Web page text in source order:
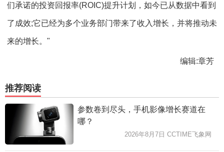
们承诺的投资回报率(ROIC)提升计划，如今已从数据中看到
了成效;它已经为多个业务部门带来了收入增长，并将推动未
来的增长。"
编辑:章芳
推荐阅读
参数卷到尽头，手机影像增长赛道在
哪？
2026年8月7日 CCTIME飞象网